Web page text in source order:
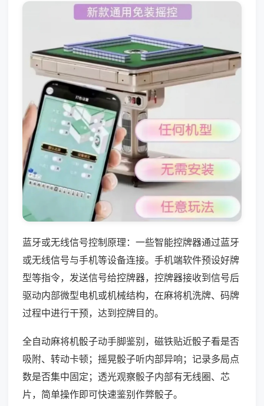
蓝牙或无线信号控制原理：一些智能控牌器通过蓝牙
或无线信号与手机等设备连接。手机端软件预设好牌
型等指令，发送信号给控牌器，控牌器接收到信号后
驱动内部微型电机或机械结构，在麻将机洗牌、码牌
过程中进行干预，达到控牌目的。
全自动麻将机骰子动手脚鉴别，磁铁贴近骰子看是否
吸附、转动卡顿；摇晃骰子听内部异响；记录多局点
数是否集中固定；透光观察骰子内部有无线圈、芯
片，简单操作即可快速鉴别作弊骰子。